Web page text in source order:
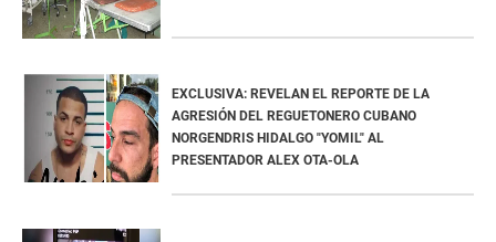
EXCLUSIVA: REVELAN EL REPORTE DE LA
AGRESIÓN DEL REGUETONERO CUBANO
NORGENDRIS HIDALGO "YOMIL" AL
PRESENTADOR ALEX OTA-OLA